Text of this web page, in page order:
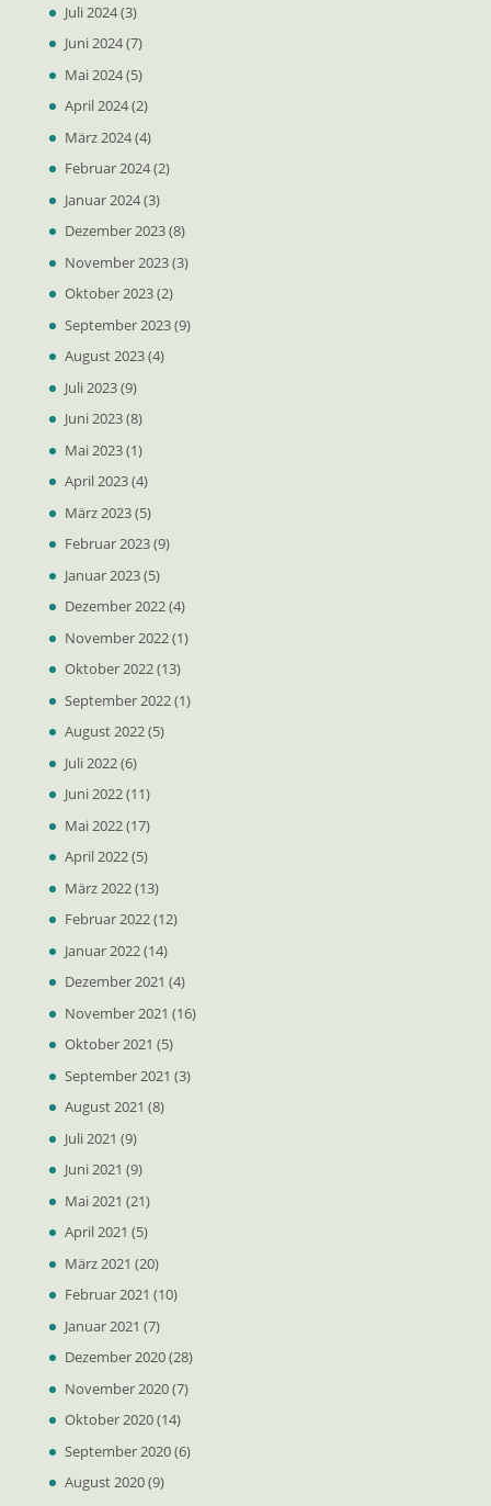
Juli 2024(3)
Juni 2024(7)
Mai 2024(5)
April 2024(2)
März 2024(4)
Februar 2024(2)
Januar 2024(3)
Dezember 2023(8)
November 2023(3)
Oktober 2023(2)
September 2023(9)
August 2023(4)
Juli 2023(9)
Juni 2023(8)
Mai 2023(1)
April 2023(4)
März 2023(5)
Februar 2023(9)
Januar 2023(5)
Dezember 2022(4)
November 2022(1)
Oktober 2022(13)
September 2022(1)
August 2022(5)
Juli 2022(6)
Juni 2022(11)
Mai 2022(17)
April 2022(5)
März 2022(13)
Februar 2022(12)
Januar 2022(14)
Dezember 2021 (4)
November 2021 (16)
Oktober 2021 (5)
September 2021 (3)
August 2021 (8)
Juli 2021 (9)
Juni 2021 (9)
Mai 2021 (21)
April 2021 (5)
März 2021 (20)
Februar 2021 (10)
Januar 2021 (7)
Dezember 2020(28)
November 2020(7)
Oktober 2020(14)
September 2020(6)
August 2020(9)